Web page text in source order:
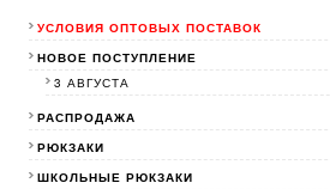
УСЛОВИЯ ОПТОВЫХ ПОСТАВОК
НОВОЕ ПОСТУПЛЕНИЕ
3 АВГУСТА
РАСПРОДАЖА
РЮКЗАКИ
ШКОЛЬНЫЕ РЮКЗАКИ